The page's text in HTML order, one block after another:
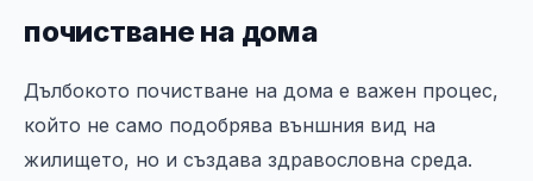
почистване на дома
Дълбокото почистване на дома е важен процес,
който не само подобрява външния вид на
жилището, но и създава здравословна среда.